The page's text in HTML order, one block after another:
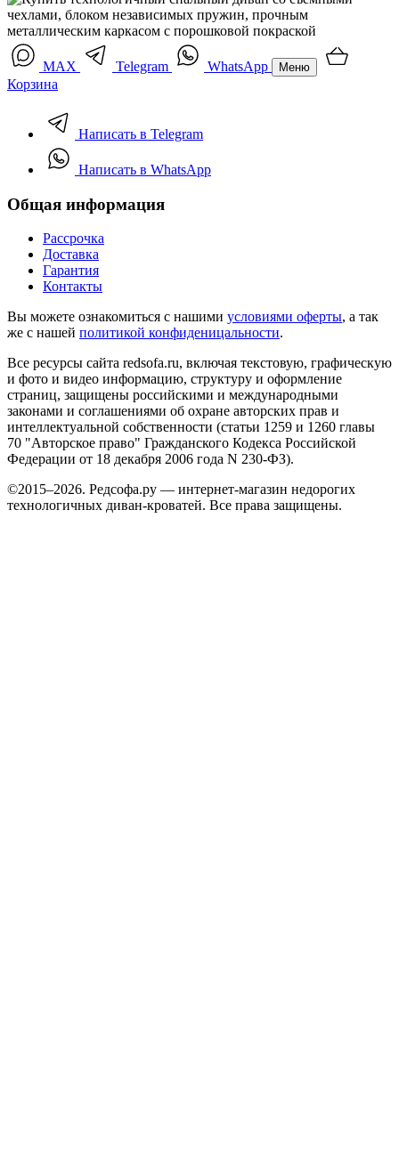
MAX Telegram WhatsApp Меню
Корзина
Написать в Telegram
Написать в WhatsApp
Общая информация
Рассрочка
Доставка
Гарантия
Контакты
Вы можете ознакомиться с нашими условиями оферты, а так
же с нашей политикой конфиденицальности.
Все ресурсы сайта redsofa.ru, включая текстовую, графическую
и фото и видео информацию, структуру и оформление
страниц, защищены российскими и международными
законами и соглашениями об охране авторских прав и
интеллектуальной собственности (статьи 1259 и 1260 главы
70 "Авторское право" Гражданского Кодекса Российской
Федерации от 18 декабря 2006 года N 230-ФЗ).
©2015–2026. Редсофа.ру — интернет-магазин недорогих
технологичных диван-кроватей. Все права защищены.